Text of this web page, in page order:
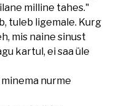
milline tahes."
tuleb ligemale. Kurg
mis naine sinust
kartul, ei saa üle
nurme